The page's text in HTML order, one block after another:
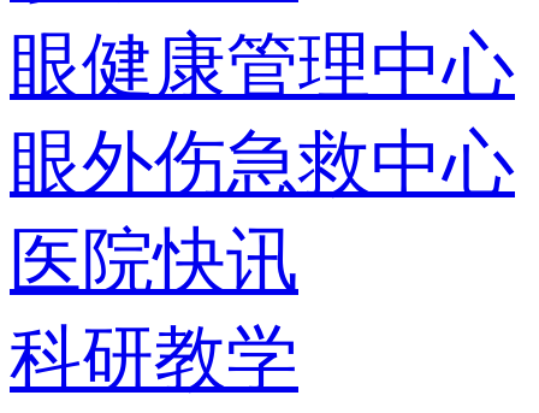
眼健康管理中心
眼外伤急救中心
医院快讯
科研教学